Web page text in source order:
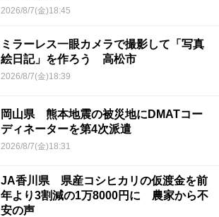
2026/8/7(金)18:45
ミラーレス一眼カメラで撮影して「写真
絵日記」を作ろう 高松市
2026/8/7(金)18:39
岡山県 熊本地震の被災地にDMATコー
ディネーターを第4次派遣
2026/8/7(金)18:31
JA香川県 県産コシヒカリの仮渡金を前
年より3割減の1万8000円に 農家から不
安の声